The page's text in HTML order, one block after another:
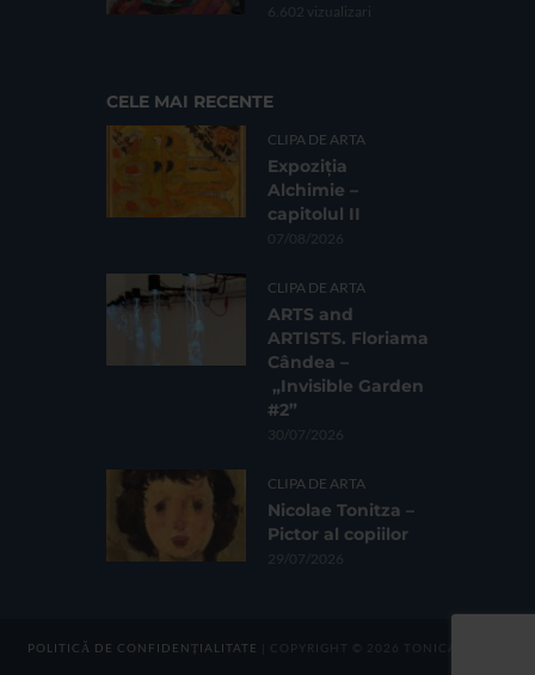
6.602 vizualizari
CELE MAI RECENTE
CLIPA DE ARTA
Expoziția
Alchimie –
capitolul II
07/08/2026
CLIPA DE ARTA
ARTS and
ARTISTS. Floriama
Cândea –
„Invisible Garden
#2”
30/07/2026
CLIPA DE ARTA
Nicolae Tonitza –
Pictor al copiilor
29/07/2026
POLITICĂ DE CONFIDENȚIALITATE | COPYRIGHT © 2026 TONICA GROUP